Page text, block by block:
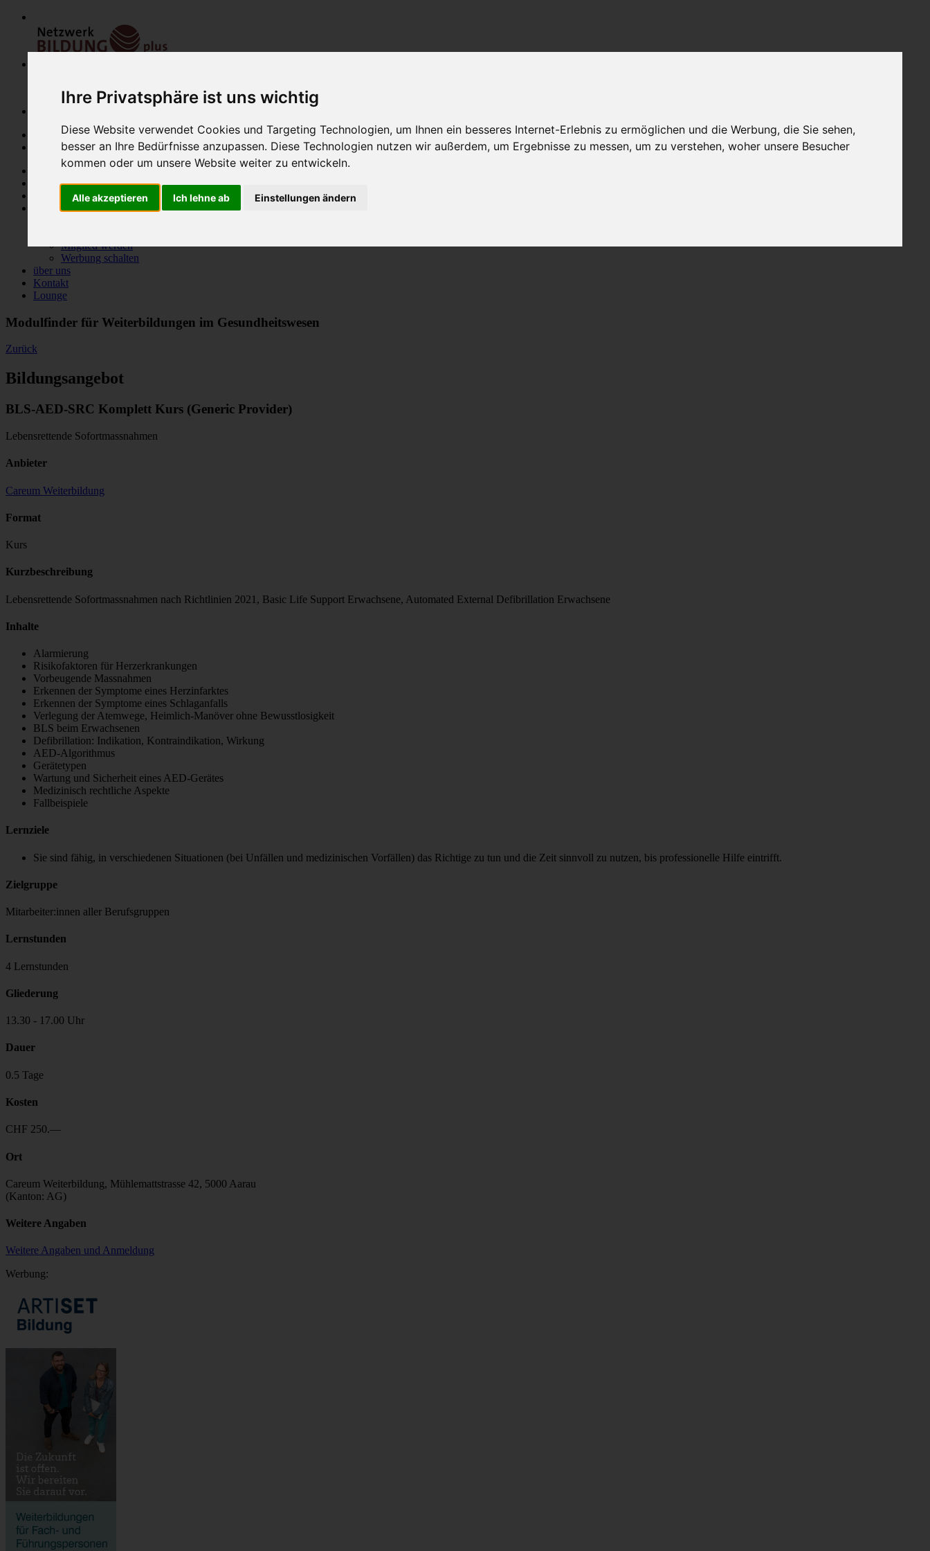
Ihre Privatsphäre ist uns wichtig
Diese Website verwendet Cookies und Targeting Technologien, um Ihnen ein besseres Internet-Erlebnis zu ermöglichen und die Werbung, die Sie sehen,
besser an Ihre Bedürfnisse anzupassen. Diese Technologien nutzen wir außerdem, um Ergebnisse zu messen, um zu verstehen, woher unsere Besucher
kommen oder um unsere Website weiter zu entwickeln.
Alle akzeptieren Ich lehne ab Einstellungen ändern
Modulfinder
Veranstaltungen
Netzwerk
Mitglied werden
Werbung schalten
über uns
Kontakt
Lounge
Modulfinder für Weiterbildungen im Gesundheitswesen
Zurück
Bildungsangebot
BLS-AED-SRC Komplett Kurs (Generic Provider)
Lebensrettende Sofortmassnahmen
Anbieter
Careum Weiterbildung
Format
Kurs
Kurzbeschreibung
Lebensrettende Sofortmassnahmen nach Richtlinien 2021, Basic Life Support Erwachsene, Automated External Defibrillation Erwachsene
Inhalte
Alarmierung
Risikofaktoren für Herzerkrankungen
Vorbeugende Massnahmen
Erkennen der Symptome eines Herzinfarktes
Erkennen der Symptome eines Schlaganfalls
Verlegung der Atemwege, Heimlich-Manöver ohne Bewusstlosigkeit
BLS beim Erwachsenen
Defibrillation: Indikation, Kontraindikation, Wirkung
AED-Algorithmus
Gerätetypen
Wartung und Sicherheit eines AED-Gerätes
Medizinisch rechtliche Aspekte
Fallbeispiele
Lernziele
Sie sind fähig, in verschiedenen Situationen (bei Unfällen und medizinischen Vorfällen) das Richtige zu tun und die Zeit sinnvoll zu nutzen, bis professionelle Hilfe eintrifft.
Zielgruppe
Mitarbeiter:innen aller Berufsgruppen
Lernstunden
4 Lernstunden
Gliederung
13.30 - 17.00 Uhr
Dauer
0.5 Tage
Kosten
CHF 250.—
Ort
Careum Weiterbildung, Mühlemattstrasse 42, 5000 Aarau
(Kanton: AG)
Weitere Angaben
Weitere Angaben und Anmeldung
Werbung: